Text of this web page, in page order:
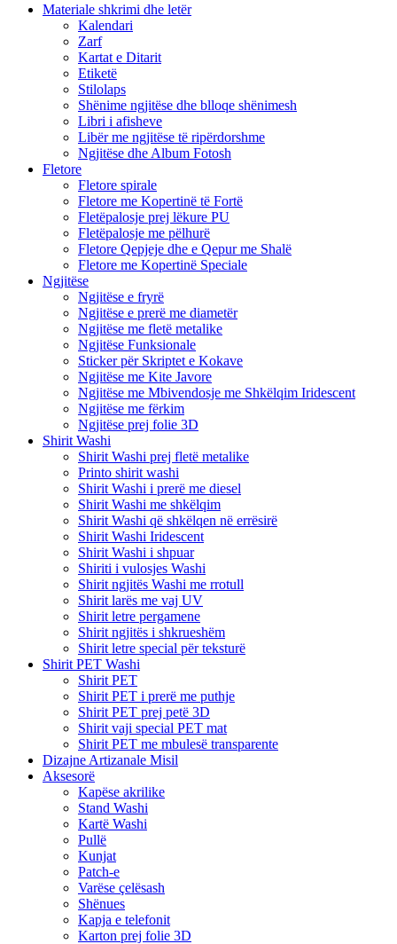
Materiale shkrimi dhe letër
Kalendari
Zarf
Kartat e Ditarit
Etiketë
Stilolaps
Shënime ngjitëse dhe blloqe shënimesh
Libri i afisheve
Libër me ngjitëse të ripërdorshme
Ngjitëse dhe Album Fotosh
Fletore
Fletore spirale
Fletore me Kopertinë të Fortë
Fletëpalosje prej lëkure PU
Fletëpalosje me pëlhurë
Fletore Qepjeje dhe e Qepur me Shalë
Fletore me Kopertinë Speciale
Ngjitëse
Ngjitëse e fryrë
Ngjitëse e prerë me diametër
Ngjitëse me fletë metalike
Ngjitëse Funksionale
Sticker për Skriptet e Kokave
Ngjitëse me Kite Javore
Ngjitëse me Mbivendosje me Shkëlqim Iridescent
Ngjitëse me fërkim
Ngjitëse prej folie 3D
Shirit Washi
Shirit Washi prej fletë metalike
Printo shirit washi
Shirit Washi i prerë me diesel
Shirit Washi me shkëlqim
Shirit Washi që shkëlqen në errësirë
Shirit Washi Iridescent
Shirit Washi i shpuar
Shiriti i vulosjes Washi
Shirit ngjitës Washi me rrotull
Shirit larës me vaj UV
Shirit letre pergamene
Shirit ngjitës i shkrueshëm
Shirit letre special për teksturë
Shirit PET Washi
Shirit PET
Shirit PET i prerë me puthje
Shirit PET prej petë 3D
Shirit vaji special PET mat
Shirit PET me mbulesë transparente
Dizajne Artizanale Misil
Aksesorë
Kapëse akrilike
Stand Washi
Kartë Washi
Pullë
Kunjat
Patch-e
Varëse çelësash
Shënues
Kapja e telefonit
Karton prej folie 3D